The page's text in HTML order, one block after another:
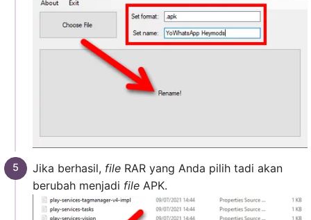
Jika berhasil, fileRAR yang Anda pilih tadi akan
berubah menjadi fileAPK.